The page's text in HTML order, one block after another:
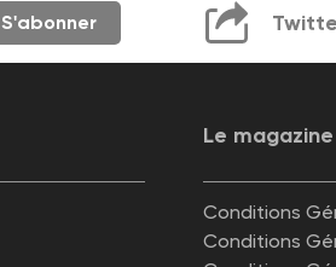
S'abonner
Le magazine
Conditions
Conditions